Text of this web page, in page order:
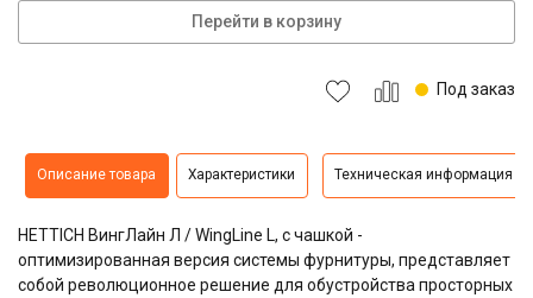
Перейти в корзину
Под заказ
Описание товара Характеристики Техническая информация
HETTICH ВингЛайн Л / WingLine L, с чашкой -
оптимизированная версия системы фурнитуры, представляет
собой революционное решение для обустройства просторных